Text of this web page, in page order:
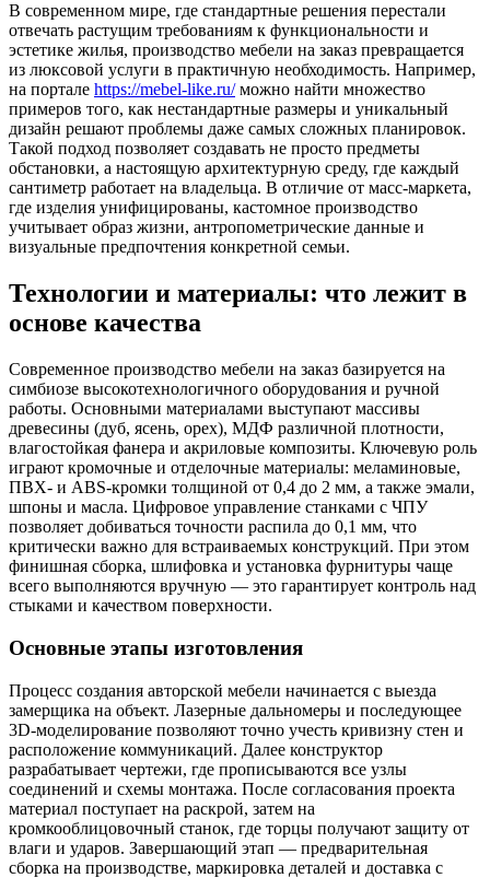
В современном мире, где стандартные решения перестали
отвечать растущим требованиям к функциональности и
эстетике жилья, производство мебели на заказ превращается
из люксовой услуги в практичную необходимость. Например,
на портале https://mebel-like.ru/можно найти множество
примеров того, как нестандартные размеры и уникальный
дизайн решают проблемы даже самых сложных планировок.
Такой подход позволяет создавать не просто предметы
обстановки, а настоящую архитектурную среду, где каждый
сантиметр работает на владельца. В отличие от масс-маркета,
где изделия унифицированы, кастомное производство
учитывает образ жизни, антропометрические данные и
визуальные предпочтения конкретной семьи.
Технологии и материалы: что лежит в
основе качества
Современное производство мебели на заказ базируется на
симбиозе высокотехнологичного оборудования и ручной
работы. Основными материалами выступают массивы
древесины (дуб, ясень, орех), МДФ различной плотности,
влагостойкая фанера и акриловые композиты. Ключевую роль
играют кромочные и отделочные материалы: меламиновые,
ПВХ- и ABS-кромки толщиной от 0,4 до 2 мм, а также эмали,
шпоны и масла. Цифровое управление станками с ЧПУ
позволяет добиваться точности распила до 0,1 мм, что
критически важно для встраиваемых конструкций. При этом
финишная сборка, шлифовка и установка фурнитуры чаще
всего выполняются вручную — это гарантирует контроль над
стыками и качеством поверхности.
Основные этапы изготовления
Процесс создания авторской мебели начинается с выезда
замерщика на объект. Лазерные дальномеры и последующее
3D-моделирование позволяют точно учесть кривизну стен и
расположение коммуникаций. Далее конструктор
разрабатывает чертежи, где прописываются все узлы
соединений и схемы монтажа. После согласования проекта
материал поступает на раскрой, затем на
кромкооблицовочный станок, где торцы получают защиту от
влаги и ударов. Завершающий этап — предварительная
сборка на производстве, маркировка деталей и доставка с